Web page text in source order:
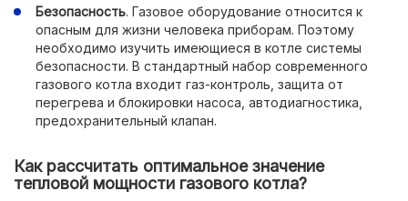
Безопасность. Газовое оборудование относится к
опасным для жизни человека приборам. Поэтому
необходимо изучить имеющиеся в котле системы
безопасности. В стандартный набор современного
газового котла входит газ-контроль, защита от
перегрева и блокировки насоса, автодиагностика,
предохранительный клапан.
Как рассчитать оптимальное значение
тепловой мощности газового котла?